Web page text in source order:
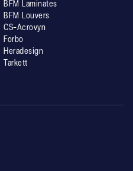
BFM Laminates
BFM Louvers
CS-Acrovyn
Forbo
Heradesign
Tarkett